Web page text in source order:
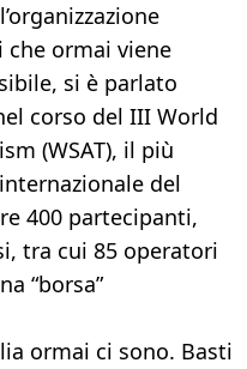
che ormai viene
si è parlato
corso del III World
(WSAT), il più
del
400 partecipanti,
tra cui 85 operatori
“borsa”
ormai ci sono. Basti